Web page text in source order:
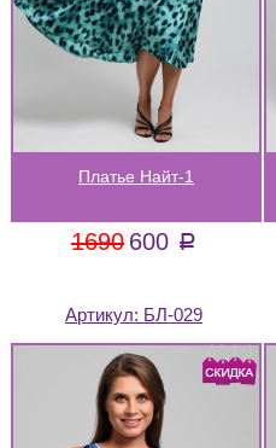
Платье Найт-1
1690 600 a
Артикул: БЛ-029